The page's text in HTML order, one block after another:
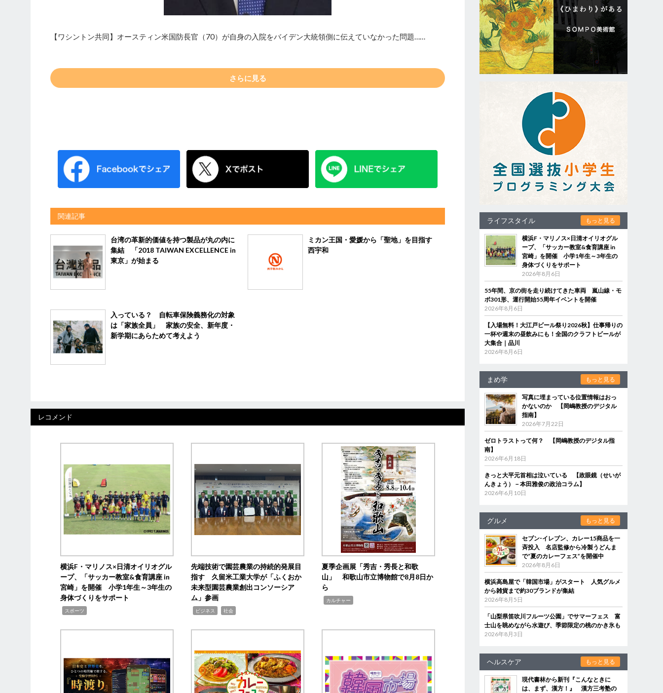
【ワシントン共同】オースティン米国防長官（70）が自身の入院をバイデン大統領側に伝えていなかった問題……
さらに見る
関連記事
台湾の革新的価値を持つ製品が丸の内に
集結 「2018 TAIWAN EXCELLENCE in
東京」が始まる
ミカン王国・愛媛から「聖地」を目指す
西宇和
入っている？ 自転車保険義務化の対象
は「家族全員」 家族の安全、新年度・
新学期にあらためて考えよう
レコメンド
横浜F・マリノス×日清オイリオグル
ープ、「サッカー教室&食育講座 in
宮崎」を開催 小学1年生～3年生の
身体づくりをサポート
スポーツ
先端技術で園芸農業の持続的発展目
指す 久留米工業大学が「ふくおか
未来型園芸農業創出コンソーシア
ム」参画
ビジネス 社会
夏季企画展「秀吉・秀長と和歌
山」 和歌山市立博物館で8月8日か
ら
カルチャー
ライフスタイル もっと見る
横浜F・マリノス×日清オイリオグル
ープ、「サッカー教室&食育講座 in
宮崎」を開催 小学1年生～3年生の
身体づくりをサポート
2026年8月6日
55年間、京の街を走り続けてきた車両 嵐山線・モ
ボ301形、運行開始55周年イベントを開催
2026年8月6日
【入場無料！大江戸ビール祭り2026秋】仕事帰りの
一杯や週末の昼飲みにも！全国のクラフトビールが
大集合｜品川
2026年8月6日
まめ学 もっと見る
写真に埋まっている位置情報はおっ
かないのか 【岡嶋教授のデジタル
指南】
2026年7月22日
ゼロトラストって何？ 【岡嶋教授のデジタル指
南】
2026年6月18日
きっと大平元首相は泣いている 【政眼鏡（せいが
んきょう）－本田雅俊の政治コラム】
2026年6月10日
グルメ もっと見る
セブン‐イレブン、カレー15商品を一
斉投入 名店監修から冷製うどんま
で“夏のカレーフェス”を開催中
2026年8月6日
横浜高島屋で「韓国市場」がスタート 人気グルメ
から雑貨まで約30ブランドが集結
2026年8月5日
「山梨県笛吹川フルーツ公園」でサマーフェス 富
士山を眺めながら水遊び、季節限定の桃のかき氷も
2026年8月3日
ヘルスケア もっと見る
現代書林から新刊『こんなときに
は、まず、漢方！』 漢方三考塾の